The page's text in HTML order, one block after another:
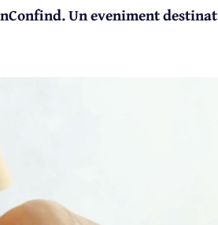
Un eveniment destinat